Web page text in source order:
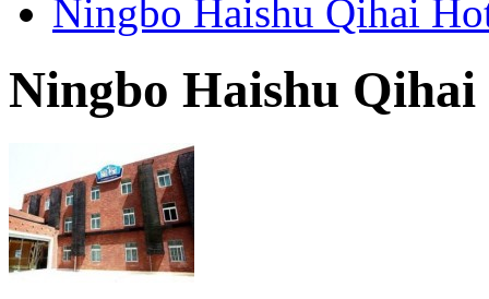
Ningbo Haishu Qihai
Ningbo Haishu